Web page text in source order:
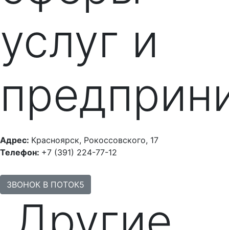
услуг и
Адрес: Красноярск, Рокоссовского, 17
Телефон: +7 (391) 224-77-12
ЗВОНОК В ПОТОК5